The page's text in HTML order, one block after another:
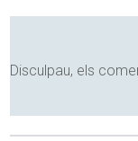
Disculpau, els